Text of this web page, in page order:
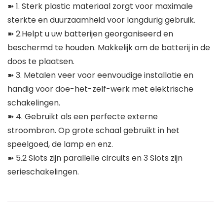
➽ 1. Sterk plastic materiaal zorgt voor maximale
sterkte en duurzaamheid voor langdurig gebruik.
➽ 2.Helpt u uw batterijen georganiseerd en
beschermd te houden. Makkelijk om de batterij in de
doos te plaatsen.
➽ 3. Metalen veer voor eenvoudige installatie en
handig voor doe-het-zelf-werk met elektrische
schakelingen.
➽ 4. Gebruikt als een perfecte externe
stroombron. Op grote schaal gebruikt in het
speelgoed, de lamp en enz.
➽ 5.2 Slots zijn parallelle circuits en 3 Slots zijn
serieschakelingen.